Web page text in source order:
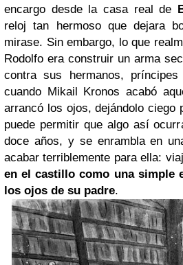
encargo desde la casa real de
reloj tan hermoso que dejara
mirase. Sin embargo, lo que
Rodolfo era construir un arma
contra sus hermanos,
cuando Mikail Kronos acabó
arrancó los ojos, dejándolo ciego
puede permitir que algo así
doce años, y se enrambla en
acabar terriblemente para ella:
en el castillo como una simple
los ojos de su padre.